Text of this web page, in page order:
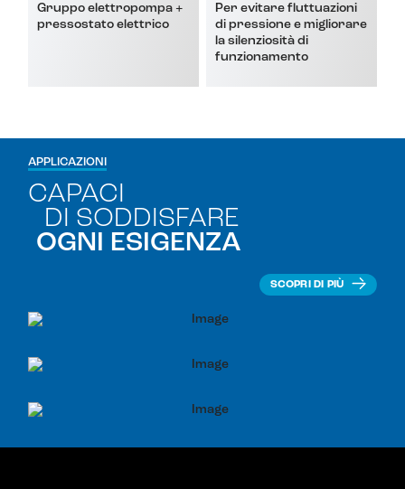
Gruppo elettropompa +
pressostato elettrico
Per evitare fluttuazioni
di pressione e migliorare
la silenziosità di
funzionamento
APPLICAZIONI
CAPACI
DI SODDISFARE
OGNI ESIGENZA
SCOPRI DI PIÙ